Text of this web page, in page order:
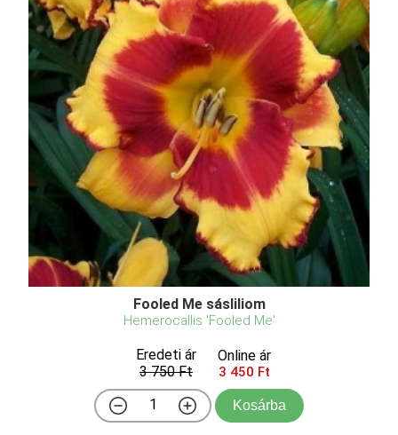
Fooled Me sásliliom
Hemerocallis 'Fooled Me'
Eredeti ár
3 750 Ft
Online ár
3 450 Ft
Kosárba